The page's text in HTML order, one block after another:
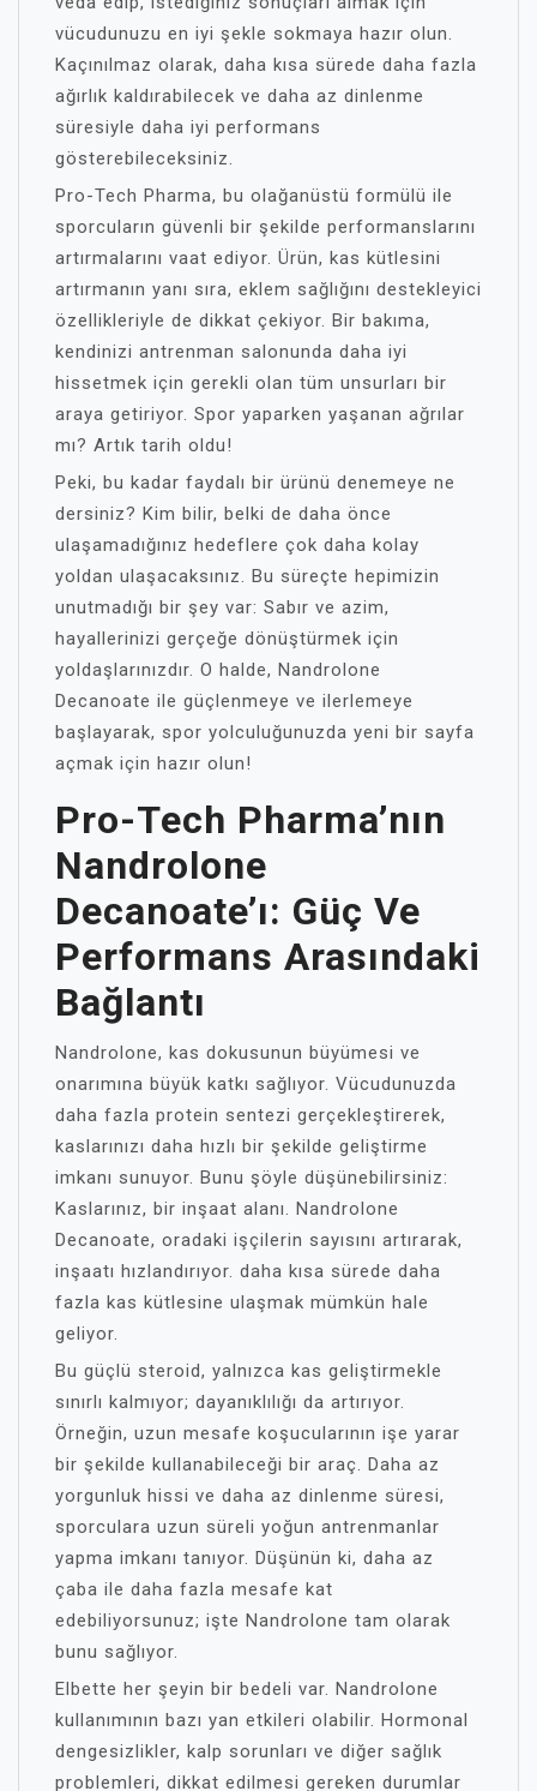
vücudunuzu en iyi şekle sokmaya hazır olun.
Kaçınılmaz olarak, daha kısa sürede daha fazla
ağırlık kaldırabilecek ve daha az dinlenme
süresiyle daha iyi performans
gösterebileceksiniz.
Pro-Tech Pharma, bu olağanüstü formülü ile
sporcuların güvenli bir şekilde performanslarını
artırmalarını vaat ediyor. Ürün, kas kütlesini
artırmanın yanı sıra, eklem sağlığını destekleyici
özellikleriyle de dikkat çekiyor. Bir bakıma,
kendinizi antrenman salonunda daha iyi
hissetmek için gerekli olan tüm unsurları bir
araya getiriyor. Spor yaparken yaşanan ağrılar
mı? Artık tarih oldu!
Peki, bu kadar faydalı bir ürünü denemeye ne
dersiniz? Kim bilir, belki de daha önce
ulaşamadığınız hedeflere çok daha kolay
yoldan ulaşacaksınız. Bu süreçte hepimizin
unutmadığı bir şey var: Sabır ve azim,
hayallerinizi gerçeğe dönüştürmek için
yoldaşlarınızdır. O halde, Nandrolone
Decanoate ile güçlenmeye ve ilerlemeye
başlayarak, spor yolculuğunuzda yeni bir sayfa
açmak için hazır olun!
Pro-Tech Pharma’nın
Nandrolone
Decanoate’ı: Güç Ve
Performans Arasındaki
Bağlantı
Nandrolone, kas dokusunun büyümesi ve
onarımına büyük katkı sağlıyor. Vücudunuzda
daha fazla protein sentezi gerçekleştirerek,
kaslarınızı daha hızlı bir şekilde geliştirme
imkanı sunuyor. Bunu şöyle düşünebilirsiniz:
Kaslarınız, bir inşaat alanı. Nandrolone
Decanoate, oradaki işçilerin sayısını artırarak,
inşaatı hızlandırıyor. daha kısa sürede daha
fazla kas kütlesine ulaşmak mümkün hale
geliyor.
Bu güçlü steroid, yalnızca kas geliştirmekle
sınırlı kalmıyor; dayanıklılığı da artırıyor.
Örneğin, uzun mesafe koşucularının işe yarar
bir şekilde kullanabileceği bir araç. Daha az
yorgunluk hissi ve daha az dinlenme süresi,
sporculara uzun süreli yoğun antrenmanlar
yapma imkanı tanıyor. Düşünün ki, daha az
çaba ile daha fazla mesafe kat
edebiliyorsunuz; işte Nandrolone tam olarak
bunu sağlıyor.
Elbette her şeyin bir bedeli var. Nandrolone
kullanımının bazı yan etkileri olabilir. Hormonal
dengesizlikler, kalp sorunları ve diğer sağlık
problemleri, dikkat edilmesi gereken durumlar